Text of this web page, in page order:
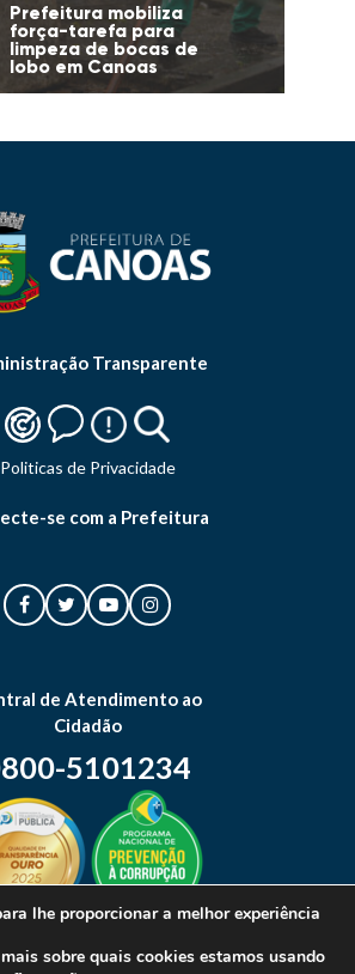
Prefeitura mobiliza
força-tarefa para
limpeza de bocas de
lobo em Canoas
Transparente
Politicas de Privacidade
se com a Prefeitura
de Atendimento ao
Cidadão
5101234
lhe proporcionar a melhor experiência
sobre quais cookies estamos usando